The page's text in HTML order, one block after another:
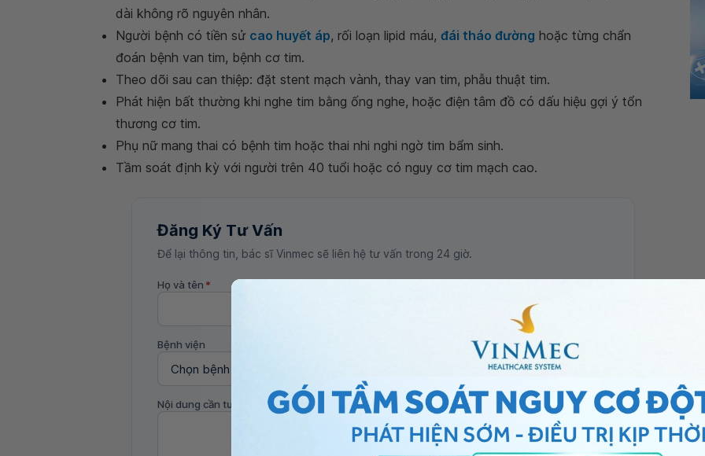
dài không rõ nguyên nhân.
Người bệnh có tiền sử cao huyết áp, rối loạn lipid máu, đái tháo đường hoặc từng chẩn
đoán bệnh van tim, bệnh cơ tim.
Theo dõi sau can thiệp: đặt stent mạch vành, thay van tim, phẫu thuật tim.
Phát hiện bất thường khi nghe tim bằng ống nghe, hoặc điện tâm đồ có dấu hiệu gợi ý tổn
thương cơ tim.
Phụ nữ mang thai có bệnh tim hoặc thai nhi nghi ngờ tim bẩm sinh.
Tầm soát định kỳ với người trên 40 tuổi hoặc có nguy cơ tim mạch cao.
Đăng Ký Tư Vấn
Để lại thông tin, bác sĩ Vinmec sẽ liên hệ tư vấn trong 24 giờ.
Họ và tên *
Bệnh viện
Nội dung cần tư vấn